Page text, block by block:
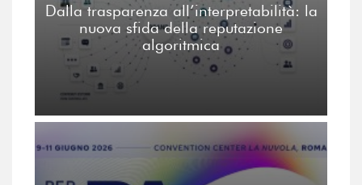
Dalla trasparenza all’interpretabilità: la
nuova sfida della reputazione
algoritmica